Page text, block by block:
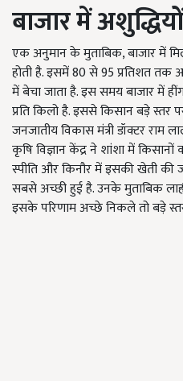
बाजार में
एक अनुमान के मुताबिक, बाजार में
होती है. इसमें 80 से 95 प्रतिशत तक
में बेचा जाता है. इस समय बाजार में
प्रति किलो है. इससे किसान बड़े
जनजातीय विकास मंत्री डॉक्टर राम
कृषि विज्ञान केंद्र ने शांशा में
स्पीति और किनौर में इसकी खेती
सबसे अच्छी हुई है. उनके मुताबिक
इसके परिणाम अच्छे निकले तो बड़े